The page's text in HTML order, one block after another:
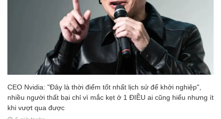
CEO Nvidia: "Đây là thời điểm tốt nhất lịch sử để khởi nghiệp",
nhiều người thất bại chỉ vì mắc kẹt ở 1 ĐIỀU ai cũng hiểu nhưng ít
khi vượt qua được